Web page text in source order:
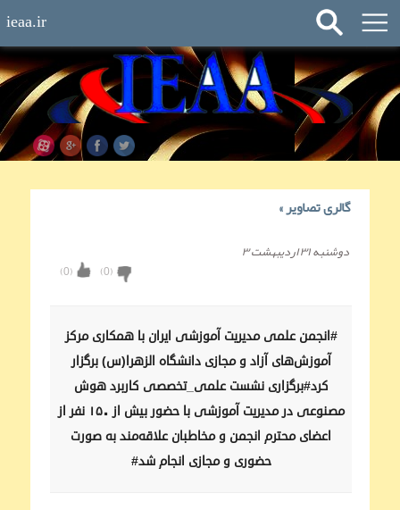
ieaa.ir
گالری تصاویر»
دوشنبه ۳۱ اردیبهشت ۳
(
0
) (
0
)
#انجمن علمی مدیریت آموزشی ایران با همکاری مرکز
آموزش‌های آزاد و مجازی دانشگاه الزهرا(س) برگزار
کرد#برگزاری نشست علمی_تخصصی کاربرد هوش
مصنوعی در مدیریت آموزشی با حضور بیش از ۱۵۰ نفر از
اعضای محترم انجمن و مخاطبان علاقه‌مند به صورت
حضوری و مجازی انجام شد#